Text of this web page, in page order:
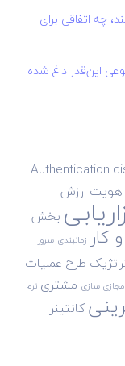
چه اتفاقی برای
این‌قدر داغ شده
Authentication
هویت ارزش
بخش
کار زمانبندی سرور
طرح عملیات
مجازی سازی مشتری نرم
کانتینر